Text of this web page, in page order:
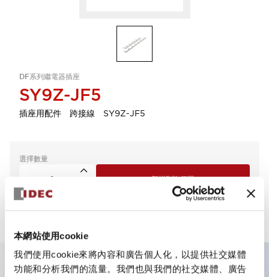
本網站使用cookie
我們使用cookie來將內容和廣告個人化，以提供社交媒體
功能和分析我們的流量。我們也與我們的社交媒體、廣告
DF系列繼電器插座
SY9Z-JF5
插座用配件 跨接線 SY9Z-JF5
選擇數量
新增到詢價單